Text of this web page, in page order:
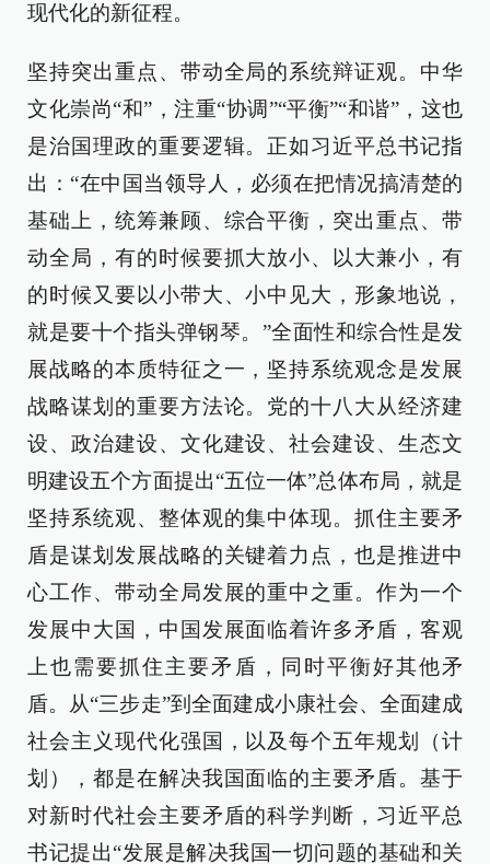
现代化的新征程。
坚持突出重点、带动全局的系统辩证观。中华
文化崇尚“和”，注重“协调”“平衡”“和谐”，这也
是治国理政的重要逻辑。正如习近平总书记指
出：“在中国当领导人，必须在把情况搞清楚的
基础上，统筹兼顾、综合平衡，突出重点、带
动全局，有的时候要抓大放小、以大兼小，有
的时候又要以小带大、小中见大，形象地说，
就是要十个指头弹钢琴。”全面性和综合性是发
展战略的本质特征之一，坚持系统观念是发展
战略谋划的重要方法论。党的十八大从经济建
设、政治建设、文化建设、社会建设、生态文
明建设五个方面提出“五位一体”总体布局，就是
坚持系统观、整体观的集中体现。抓住主要矛
盾是谋划发展战略的关键着力点，也是推进中
心工作、带动全局发展的重中之重。作为一个
发展中大国，中国发展面临着许多矛盾，客观
上也需要抓住主要矛盾，同时平衡好其他矛
盾。从“三步走”到全面建成小康社会、全面建成
社会主义现代化强国，以及每个五年规划（计
划），都是在解决我国面临的主要矛盾。基于
对新时代社会主要矛盾的科学判断，习近平总
书记提出“发展是解决我国一切问题的基础和关